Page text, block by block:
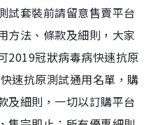
試套裝前請留意售賣平台
方法、條款及細則，大家
2019冠狀病毒病快速抗原
速抗原測試通用名單，購
及細則，一切以訂購平台